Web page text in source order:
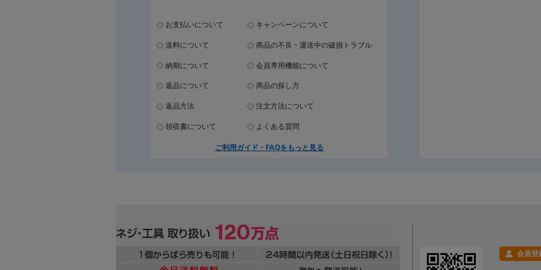
お支払いについて キャンペーンについて
送料について 商品の不良・運送中の破損トラブル
納期について 会員専用機能について
返品について 商品の探し方
返品方法 注文方法について
領収書について よくある質問
ご利用ガイド・FAQをもっと見る
会員登